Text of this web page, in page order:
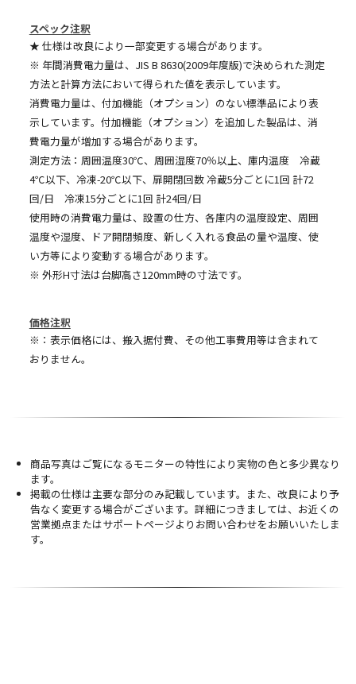
スペック注釈
★ 仕様は改良により一部変更する場合があります。
※ 年間消費電力量は、JIS B 8630(2009年度版)で決められた測定
方法と計算方法において得られた値を表示しています。
消費電力量は、付加機能（オプション）のない標準品により表
示しています。付加機能（オプション）を追加した製品は、消
費電力量が増加する場合があります。
測定方法：周囲温度30℃、周囲湿度70％以上、庫内温度 冷蔵
4℃以下、冷凍-20℃以下、扉開閉回数 冷蔵5分ごとに1回 計72
回/日 冷凍15分ごとに1回 計24回/日
使用時の消費電力量は、設置の仕方、各庫内の温度設定、周囲
温度や湿度、ドア開閉頻度、新しく入れる食品の量や温度、使
い方等により変動する場合があります。
※ 外形H寸法は台脚高さ120mm時の寸法です。
価格注釈
※：表示価格には、搬入据付費、その他工事費用等は含まれて
おりません。
商品写真はご覧になるモニターの特性により実物の色と多少異なり
ます。
掲載の仕様は主要な部分のみ記載しています。また、改良により予
告なく変更する場合がございます。詳細につきましては、お近くの
営業拠点またはサポートページよりお問い合わせをお願いいたしま
す。